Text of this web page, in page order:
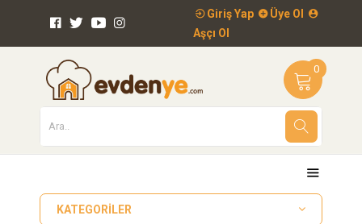
Giriş Yap
Üye Ol
Aşçı Ol
0
KATEGORILER